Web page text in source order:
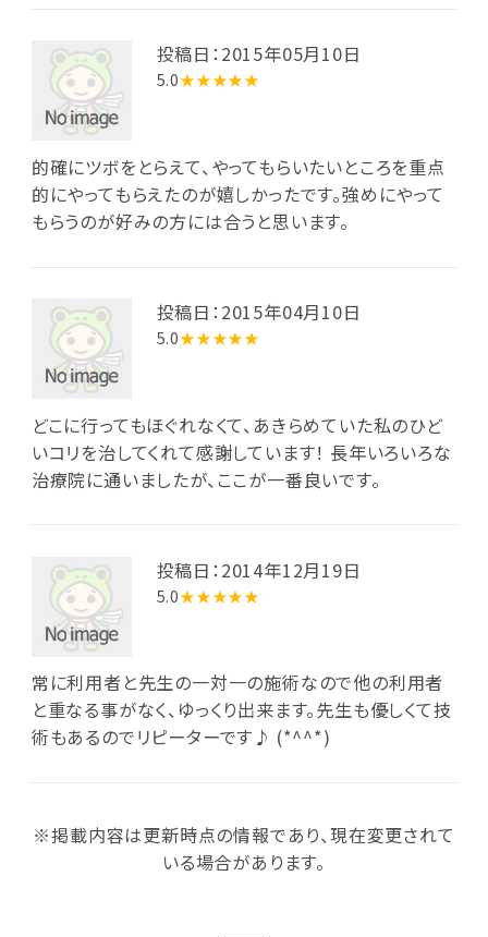
投稿日：2015年05月10日
5.0★★★★★
的確にツボをとらえて、やってもらいたいところを重点
的にやってもらえたのが嬉しかったです。強めにやって
もらうのが好みの方には合うと思います。
投稿日：2015年04月10日
5.0★★★★★
どこに行ってもほぐれなくて、あきらめていた私のひど
いコリを治してくれて感謝しています！ 長年いろいろな
治療院に通いましたが、ここが一番良いです。
投稿日：2014年12月19日
5.0★★★★★
常に利用者と先生の一対一の施術なので他の利用者
と重なる事がなく、ゆっくり出来ます。先生も優しくて技
術もあるのでリピーターです♪ (*^^*)
※掲載内容は更新時点の情報であり、現在変更されて
いる場合があります。